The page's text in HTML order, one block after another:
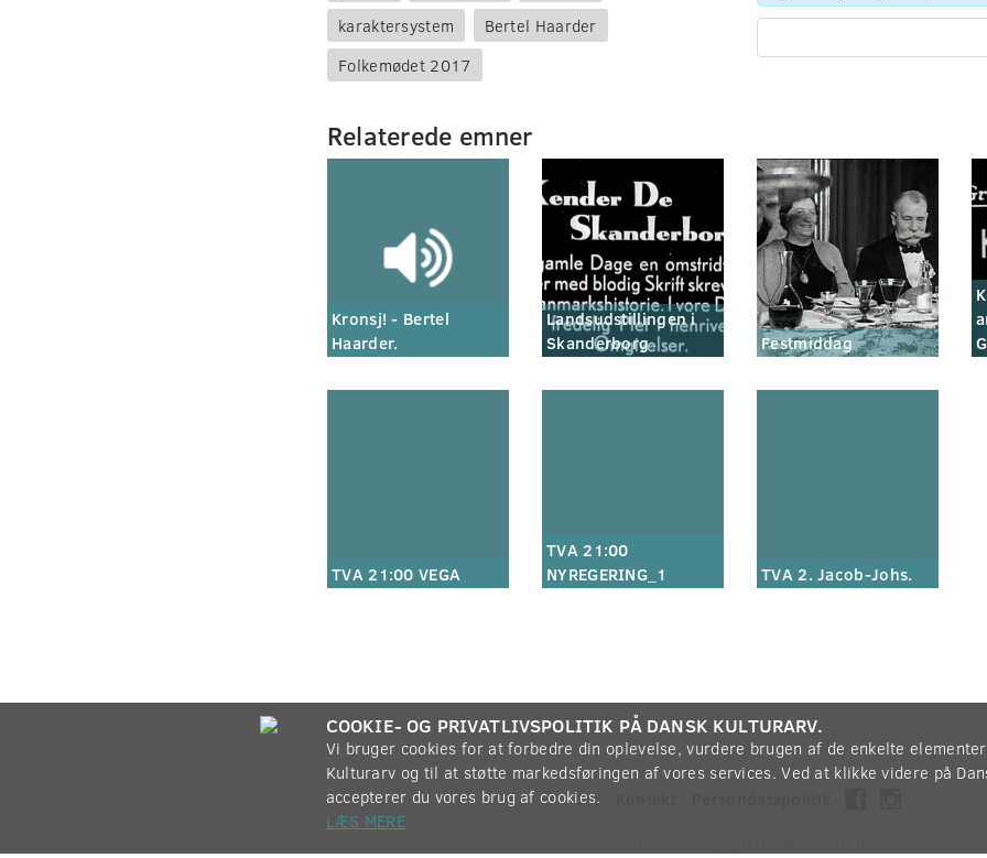
karaktersystem
Bertel Haarder
Folkemødet 2017
Relaterede emner
Kronsj! - Bertel
Haarder.
Landsudstillingen i
Skanderborg
Festmiddag
TVA 21:00 VEGA
TVA 21:00
NYREGERING_1
TVA 2. Jacob-Johs.
Om
COOKIE- OG PRIVATLIVSPOLITIK PÅ DANSK KULTURARV.
Vi bruger cookies for at forbedre din oplevelse, vurdere brugen af de enkelte
Kulturarv og til at støtte markedsføringen af vores services. Ved at klikke videre på
accepterer du vores brug af cookies.
LÆS MERE